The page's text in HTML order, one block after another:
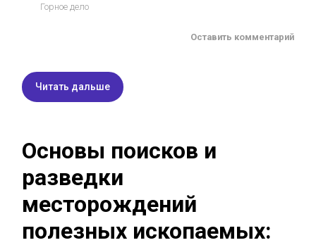
Горное дело
Оставить комментарий
Читать дальше
Основы поисков и
разведки
месторождений
полезных ископаемых: